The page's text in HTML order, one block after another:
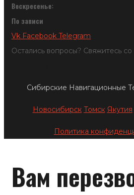
Воскресенье:
По записи
Vk Facebook Telegram
Остались вопросы? Свяжитесь
Сибирские Навигационные
Новосибирск Томск Якутия
Политика
Вам